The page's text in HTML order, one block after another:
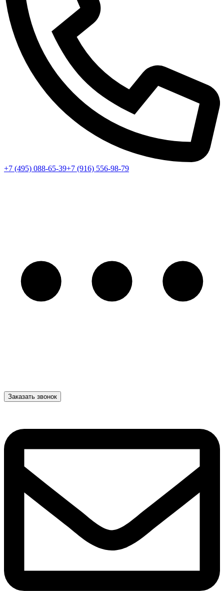
+7 (495) 088-65-39+7 (916) 556-98-79
Заказать звонок